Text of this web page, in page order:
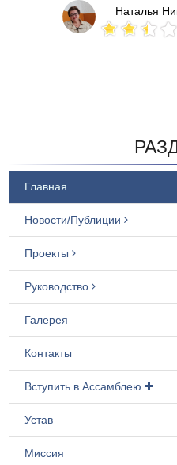
Наталья
Главная
Новости/Публиции
Проекты
Руководство
Галерея
Контакты
Вступить в Ассамблею
Устав
Миссия